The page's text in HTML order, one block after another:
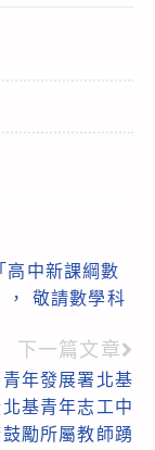
高中新課綱數
， 敬請數學科
下一篇文章
年發展署北基
基青年志工中
勵所屬教師踴